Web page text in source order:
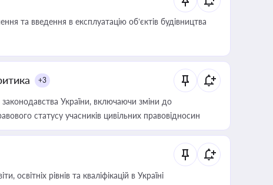
та введення в експлуатацію об’єктів будівництва
+3
України, включаючи зміни до
статусу учасників цивільних правовідносин
рівнів та кваліфікацій в Україні